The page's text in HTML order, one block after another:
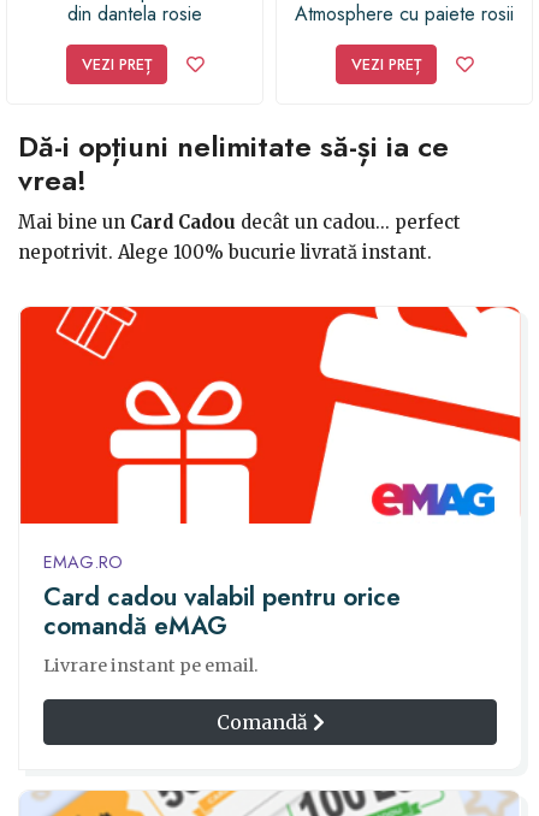
din dantela rosie
VEZI PREȚ
Atmosphere cu paiete rosii
VEZI PREȚ
Dă-i opțiuni nelimitate să-și ia ce
vrea!
Mai bine un Card Cadou decât un cadou... perfect
nepotrivit. Alege 100% bucurie livrată instant.
EMAG.RO
Card cadou valabil pentru orice
comandă eMAG
Livrare instant pe email.
Comandă